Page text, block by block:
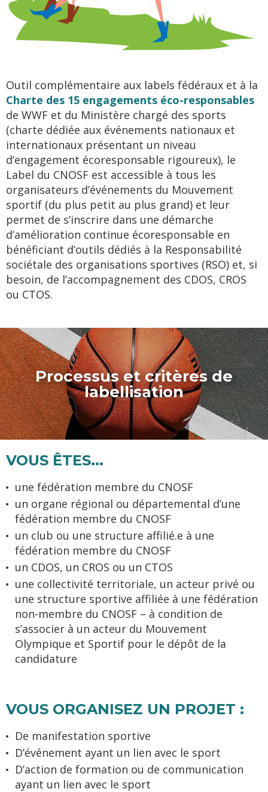
Outil complémentaire aux labels fédéraux et à la
Charte des 15 engagements éco-responsables
de WWF et du Ministère chargé des sports
(charte dédiée aux événements nationaux et
internationaux présentant un niveau
d’engagement écoresponsable rigoureux), le
Label du CNOSF est accessible à tous les
organisateurs d’événements du Mouvement
sportif (du plus petit au plus grand) et leur
permet de s’inscrire dans une démarche
d’amélioration continue écoresponsable en
bénéficiant d’outils dédiés à la Responsabilité
sociétale des organisations sportives (RSO) et, si
besoin, de l’accompagnement des CDOS, CROS
ou CTOS.
Processus et critères de
labellisation
VOUS ÊTES...
une fédération membre du CNOSF
un organe régional ou départemental d’une
fédération membre du CNOSF
un club ou une structure affilié.e à une
fédération membre du CNOSF
un CDOS, un CROS ou un CTOS
une collectivité territoriale, un acteur privé ou
une structure sportive affiliée à une fédération
non-membre du CNOSF – à condition de
s’associer à un acteur du Mouvement
Olympique et Sportif pour le dépôt de la
candidature
VOUS ORGANISEZ UN PROJET :
De manifestation sportive
D’événement ayant un lien avec le sport
D’action de formation ou de communication
ayant un lien avec le sport